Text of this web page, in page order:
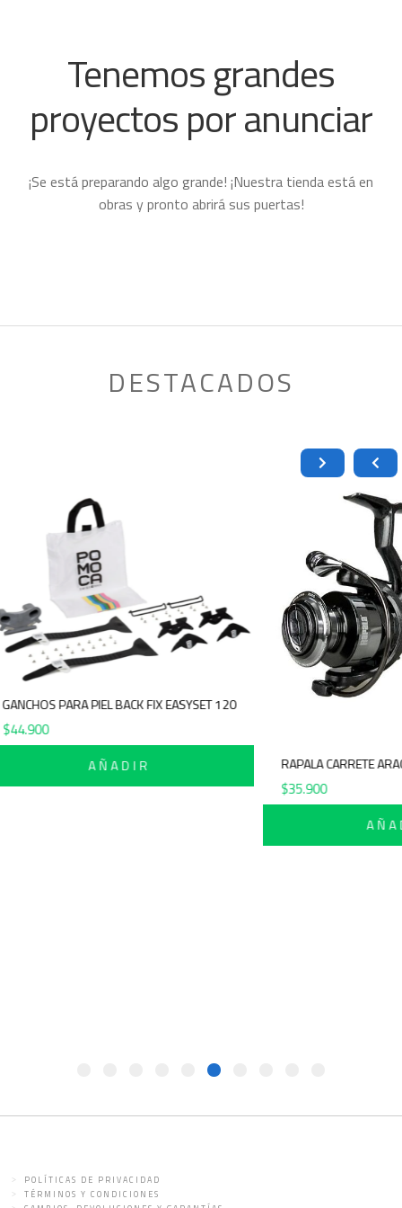
CALZADO
menu
ACCESORIOS
Expand
child
PROYECTOS
Tenemos grandes
proyectos por anunciar
¡Se está preparando algo grande! ¡Nuestra tienda está en
obras y pronto abrirá sus puertas!
DESTACADOS
POMOCA GANCHOS PARA PIEL BACK FIX EASYSET 120
POLÍTICAS DE PRIVACIDAD
TÉRMINOS Y CONDICIONES